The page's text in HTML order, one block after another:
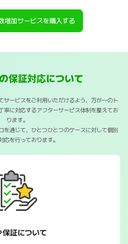
増加サービスを購入する
保証対応について
サービスをご利用いただけるよう、万が一のト
寧に対応するアフターサービス体制を整えてお
ります。
を通じて、ひとつひとつのケースに対して個別
応を行っております。
SNSマートの保証対応について
保証について